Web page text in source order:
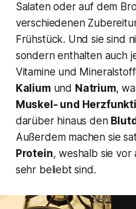
Salaten oder auf dem
verschiedenen
Frühstück. Und sie sind
sondern enthalten auch
Vitamine und
Kaliumund Natrium,
Muskel- und
darüber hinaus den
Außerdem machen sie
Protein, weshalb sie vor
sehr beliebt sind.